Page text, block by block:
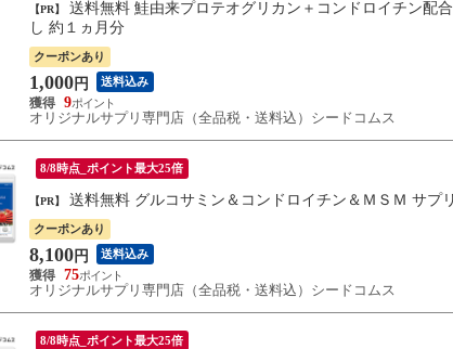
【PR】
し 約１ヵ月分
クーポンあり
1,000 円 送料込み
9
オリジナルサプリ専門店（全品税・送料込）シードコムス
8/8時点_ポイント最大25倍
【PR】 送料無料 グルコサミン＆コンドロイチン＆ＭＳＭ サプ
クーポンあり
8,100 円 送料込み
75
オリジナルサプリ専門店（全品税・送料込）シードコムス
8/8時点_ポイント最大25倍